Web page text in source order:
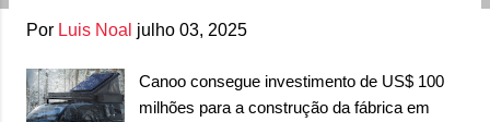
Por Luis Noal julho 03, 2025
Canoo consegue investimento de US$ 100
milhões para a construção da fábrica em